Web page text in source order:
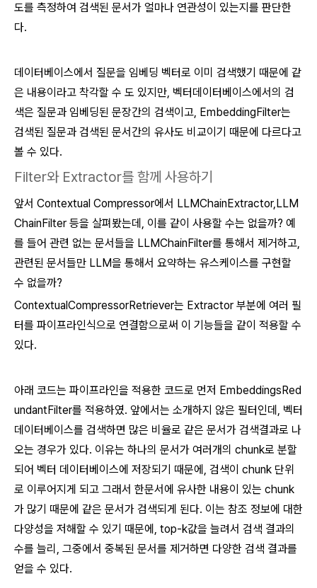
도를 측정하여 검색된 문서가 얼마나 연관성이 있는지를 판단한
다.
데이터베이스에서 질문을 임베딩 벡터로 이미 검색했기 때문에 같
은 내용이라고 착각할 수 도 있지만, 벡터데이터베이스에서의 검
색은 질문과 임베딩된 문장간의 검색이고, EmbeddingFilter는
검색된 질문과 검색된 문서간의 유사도 비교이기 때문에 다르다고
볼 수 있다.
Filter와 Extractor를 함께 사용하기
앞서 Contextual Compressor에서 LLMChainExtractor,LLM
ChainFilter 등을 살펴봤는데, 이를 같이 사용할 수는 없을까? 예
를 들어 관련 없는 문서들을 LLMChainFilter를 통해서 제거하고,
관련된 문서들만 LLM을 통해서 요약하는 유스케이스를 구현할
수 없을까?
ContextualCompressorRetriever는 Extractor 부분에 여러 필
터를 파이프라인식으로 연결함으로써 이 기능들을 같이 적용할 수
있다.
아래 코드는 파이프라인을 적용한 코드로 먼저 EmbeddingsRed
undantFilter를 적용하였. 앞에서는 소개하지 않은 필터인데, 벡터
데이터베이스를 검색하면 많은 비율로 같은 문서가 검색결과로 나
오는 경우가 있다. 이유는 하나의 문서가 여러개의 chunk로 분할
되어 벡터 데이터베이스에 저장되기 때문에, 검색이 chunk 단위
로 이루어지게 되고 그래서 한문서에 유사한 내용이 있는 chunk
가 많기 때문에 같은 문서가 검색되게 된다. 이는 참조 정보에 대한
다양성을 저해할 수 있기 때문에, top-k값을 늘려서 검색 결과의
수를 늘리, 그중에서 중복된 문서를 제거하면 다양한 검색 결과를
얻을 수 있다.